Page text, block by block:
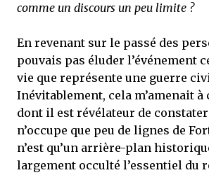
comme un discours un peu limite ?
En revenant sur le passé des
pouvais pas éluder l’événement
vie que représente une guerre
Inévitablement, cela m’amenait
dont il est révélateur de constater
n’occupe que peu de lignes de
n’est qu’un arrière-plan
largement occulté l’essentiel du